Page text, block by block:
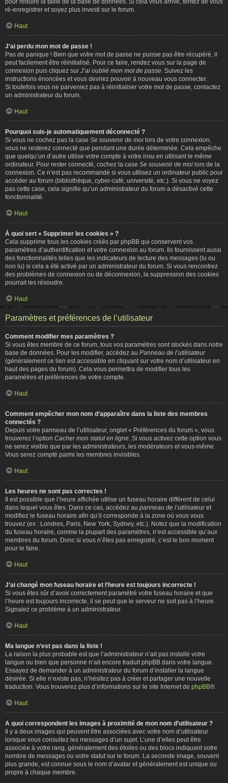
ré-enregistrer et soyez plus investi sur le forum.
Haut
J’ai perdu mon mot de passe !
Pas de panique ! Bien que votre mot de passe ne puisse pas être récupéré, il
peut facilement être réinitialisé. Pour ce faire, rendez vous sur la page de
connexion puis cliquez sur J’ai oublié mon mot de passe . Suivez les
instructions énoncées et vous devriez pouvoir à nouveau vous connecter.
Si toutefois vous ne parveniez pas à réinitialiser votre mot de passe, contactez
un administrateur du forum.
Haut
Pourquoi suis-je automatiquement déconnecté ?
Si vous ne cochez pas la case Se souvenir de moi lors de votre connexion,
vous ne resterez connecté que pendant une durée déterminée. Cela empêche
que quelqu’un d’autre utilise votre compte à votre insu en utilisant le même
ordinateur. Pour rester connecté, cochez la case Se souvenir de moi lors de la
connexion. Ce n’est pas recommandé si vous utilisez un ordinateur public pour
accéder au forum (bibliothèque, cyber-café, université, etc.). Si vous ne voyez
pas cette case, cela signifie qu’un administrateur du forum a désactivé cette
fonctionnalité.
Haut
À quoi sert « Supprimer les cookies » ?
Cela supprime tous les cookies créés par phpBB qui conservent vos
paramètres d’authentification et votre connexion au forum. Ils fournissent aussi
des fonctionnalités telles que les indicateurs de lecture des messages (lu ou
non lu) si cela a été activé par un administrateur du forum. Si vous rencontrez
des problèmes de connexion ou de déconnexion, la suppression des cookies
pourrait les résoudre.
Haut
Paramètres et préférences de l’utilisateur
Comment modifier mes paramètres ?
Si vous êtes membre de ce forum, tous vos paramètres sont stockés dans notre
base de données. Pour les modifier, accédez au Panneau de l’utilisateur
(généralement ce lien est accessible en cliquant sur votre nom d’utilisateur en
haut des pages du forum). Cela vous permettra de modifier tous les
paramètres et préférences de votre compte.
Haut
Comment empêcher mon nom d’apparaître dans la liste des membres
connectés ?
Depuis votre panneau de l’utilisateur, onglet « Préférences du forum », vous
trouverez l’option Cacher mon statut en ligne . Si vous activez cette option vous
ne serez visible que par les administrateurs, les modérateurs et vous-même.
Vous serez compté parmi les membres invisibles.
Haut
Les heures ne sont pas correctes !
Il est possible que l’heure affichée utilise un fuseau horaire différent de celui
dans lequel vous êtes. Dans ce cas, accédez au panneau de l’utilisateuret
modifiez le fuseau horaire afin qu’il corresponde à la zone où vous vous
trouvez (ex : Londres, Paris, New York, Sydney, etc.). Notez que la modification
du fuseau horaire, comme la plupart des paramètres, n’est accessible qu’aux
membres du forum. Donc si vous n’êtes pas enregistré, c’est le bon moment
pour le faire.
Haut
J’ai changé mon fuseau horaire et l’heure est toujours incorrecte !
Si vous êtes sûr d’avoir correctement paramétré votre fuseau horaire et que
l’heure est toujours incorrecte, il se peut que le serveur ne soit pas à l’heure.
Signalez ce problème à un administrateur.
Haut
Ma langue n’est pas dans la liste !
La raison la plus probable est que l’administrateur n’ait pas installé votre
langue ou bien que personne n’ait encore traduit phpBB dans votre langue.
Essayez de demander à un administrateur du forum d’installer la langue
désirée. Si elle n’existe pas, n’hésitez pas à créer et partager une nouvelle
traduction. Vous trouverez plus d’informations sur le site Internet de phpBB®.
Haut
A quoi correspondent les images à proximité de mon nom d’utilisateur ?
Il y a deux images qui peuvent être associées avec votre nom d’utilisateur
lorsque vous consultez les messages d’un sujet. L’une d’elles peut être
associée à votre rang, généralement des étoiles ou des blocs indiquant votre
nombre de messages ou votre statut sur le forum. La seconde image, souvent
plus grande, est connue sous le nom d’avatar et généralement est unique ou
propre à chaque membre.